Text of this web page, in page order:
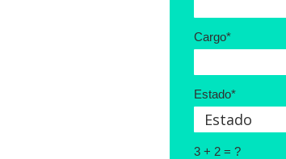
Cargo*
Estado*
3 + 2 = ?